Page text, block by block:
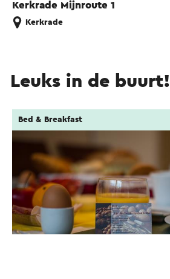
Kerkrade Mijnroute 1
Kerkrade
Leuks in de buurt!
Bed & Breakfast